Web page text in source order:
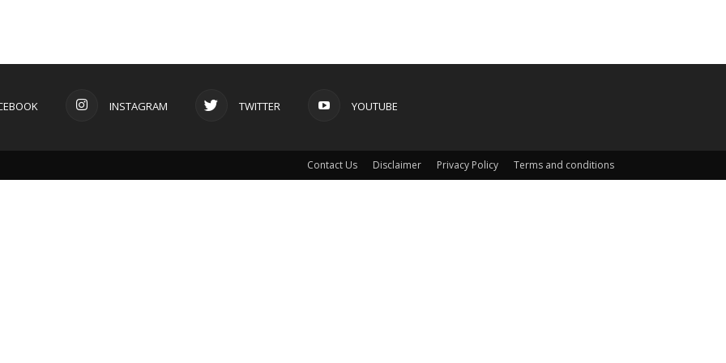
INSTAGRAM TWITTER YOUTUBE
Contact Us Disclaimer Privacy Policy Terms and conditions